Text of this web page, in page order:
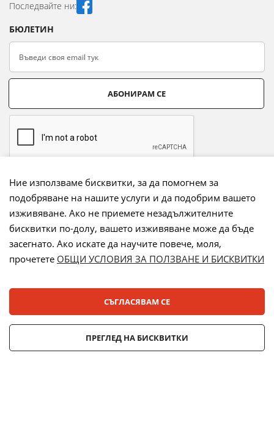
Последвайте ни:
БЮЛЕТИН
АБОНИРАМ СЕ
Начини на плащане:
Лизинг:
Ние използваме бисквитки, за да помогнем за
подобряване на нашите услуги и да подобрим вашето
изживяване. Ако не приемете незадължителните
бисквитки по-долу, вашето изживяване може да бъде
засегнато. Ако искате да научите повече, моля,
прочетете ОБЩИ УСЛОВИЯ ЗА ПОЛЗВАНЕ И БИСКВИТКИ
СЪГЛАСЯВАМ СЕ
ПРЕГЛЕД НА БИСКВИТКИ